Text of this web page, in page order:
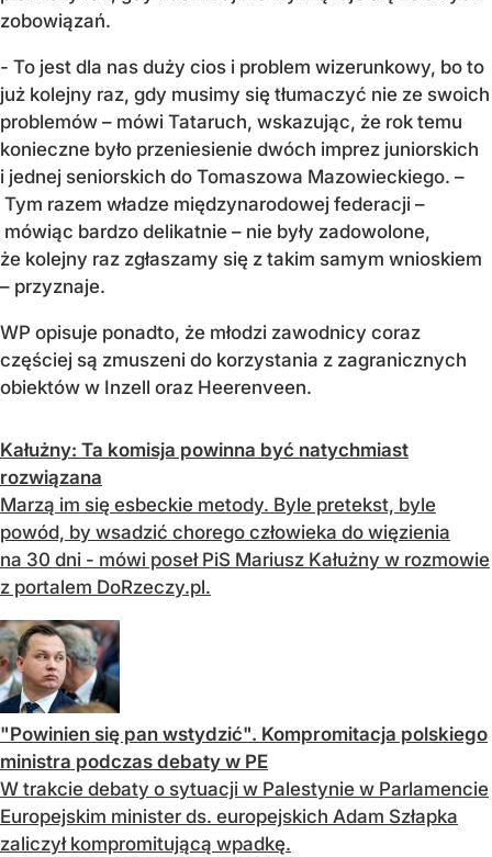
zobowiązań.
- To jest dla nas duży cios i problem wizerunkowy, bo to
już kolejny raz, gdy musimy się tłumaczyć nie ze swoich
problemów – mówi Tataruch, wskazując, że rok temu
konieczne było przeniesienie dwóch imprez juniorskich
i jednej seniorskich do Tomaszowa Mazowieckiego. –
Tym razem władze międzynarodowej federacji –
mówiąc bardzo delikatnie – nie były zadowolone,
że kolejny raz zgłaszamy się z takim samym wnioskiem
– przyznaje.
WP opisuje ponadto, że młodzi zawodnicy coraz
częściej są zmuszeni do korzystania z zagranicznych
obiektów w Inzell oraz Heerenveen.
Kałużny: Ta komisja powinna być natychmiast
rozwiązana
Marzą im się esbeckie metody. Byle pretekst, byle
powód, by wsadzić chorego człowieka do więzienia
na 30 dni - mówi poseł PiS Mariusz Kałużny w rozmowie
z portalem DoRzeczy.pl.
"Powinien się pan wstydzić". Kompromitacja polskiego
ministra podczas debaty w PE
W trakcie debaty o sytuacji w Palestynie w Parlamencie
Europejskim minister ds. europejskich Adam Szłapka
zaliczył kompromitującą wpadkę.